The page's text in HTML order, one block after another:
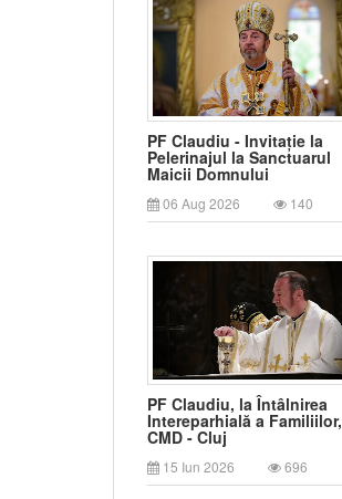
PF Claudiu - Invitație la
Pelerinajul la Sanctuarul
Maicii Domnului
06 Aug 2026 140
PF Claudiu, la Întâlnirea
Intereparhială a Familiilor,
CMD - Cluj
15 Iun 2026 696